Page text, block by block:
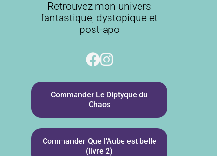
Retrouvez mon univers
fantastique, dystopique et
post-apo
Commander Le Diptyque du
Chaos
Commander Que l'Aube est belle
(livre 2)